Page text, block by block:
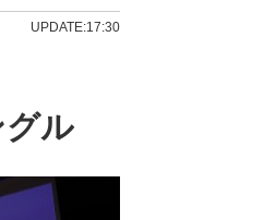
UPDATE:17:30
ル